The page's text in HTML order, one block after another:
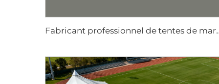
abricant professionnel de tentes de